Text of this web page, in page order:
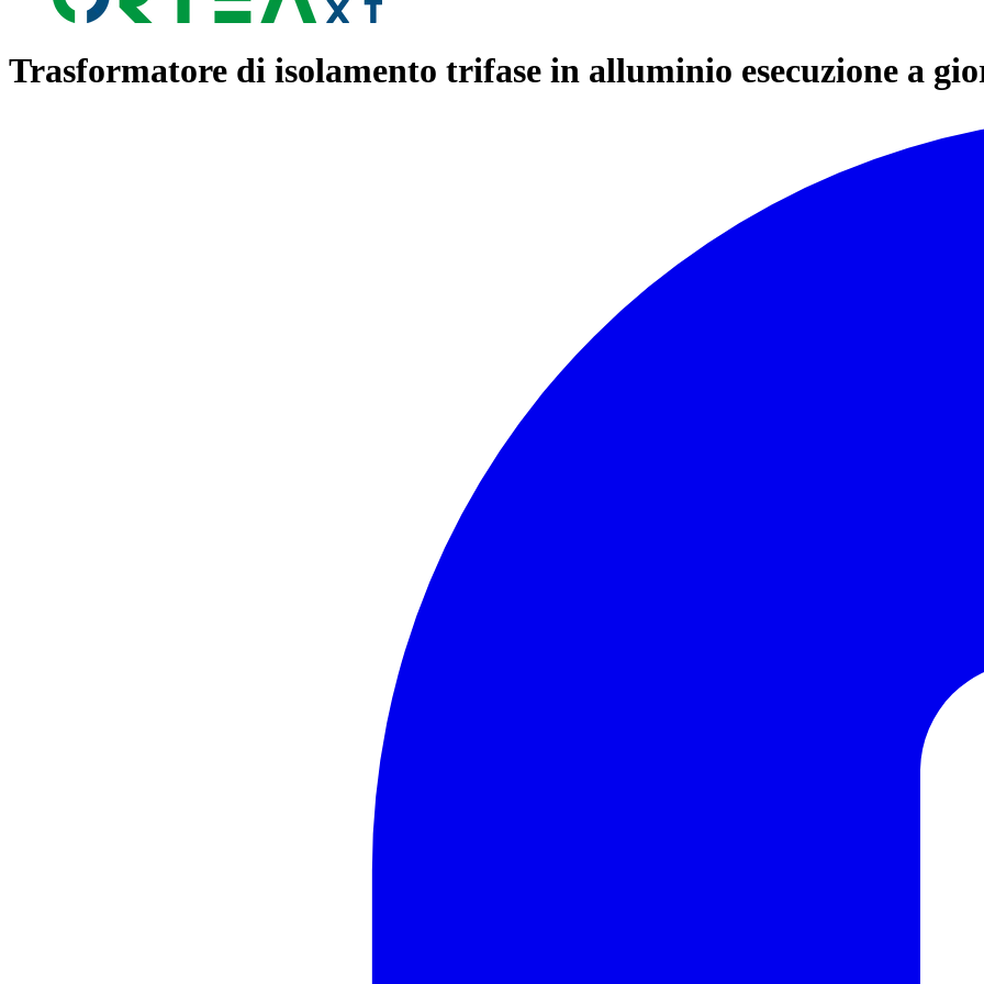
Trasformatore di isolamento trifase in alluminio esecuzione a